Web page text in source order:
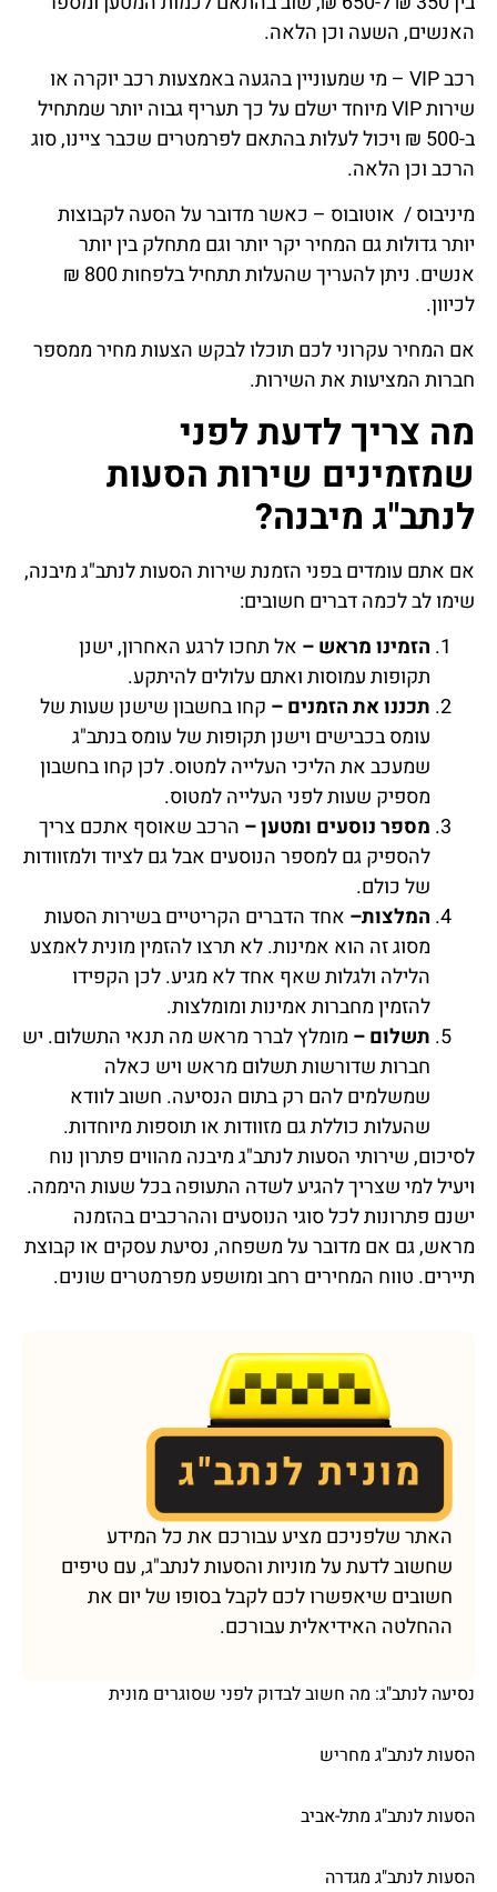
האנשים, השעה וכן הלאה.
רכב VIP – מי שמעוניין בהגעה באמצעות רכב יוקרה או
שירות VIP מיוחד ישלם על כך תעריף גבוה יותר שמתחיל
ב-500 ₪ ויכול לעלות בהתאם לפרמטרים שכבר ציינו, סוג
הרכב וכן הלאה.
מיניבוס / אוטובוס – כאשר מדובר על הסעה לקבוצות
יותר גדולות גם המחיר יקר יותר וגם מתחלק בין יותר
אנשים. ניתן להעריך שהעלות תתחיל בלפחות 800 ₪
לכיוון.
אם המחיר עקרוני לכם תוכלו לבקש הצעות מחיר ממספר
חברות המציעות את השירות.
מה צריך לדעת לפני
שמזמינים שירות הסעות
לנתב"ג מיבנה?
אם אתם עומדים בפני הזמנת שירות הסעות לנתב"ג מיבנה,
שימו לב לכמה דברים חשובים:
הזמינו מראש – אל תחכו לרגע האחרון, ישנן
תקופות עמוסות ואתם עלולים להיתקע.
תכננו את הזמנים – קחו בחשבון שישנן שעות של
עומס בכבישים וישנן תקופות של עומס בנתב"ג
שמעכב את הליכי העלייה למטוס. לכן קחו בחשבון
מספיק שעות לפני העלייה למטוס.
מספר נוסעים ומטען – הרכב שאוסף אתכם צריך
להספיק גם למספר הנוסעים אבל גם לציוד ולמזוודות
של כולם.
המלצות– אחד הדברים הקריטיים בשירות הסעות
מסוג זה הוא אמינות. לא תרצו להזמין מונית לאמצע
הלילה ולגלות שאף אחד לא מגיע. לכן הקפידו
להזמין מחברות אמינות ומומלצות.
תשלום – מומלץ לברר מראש מה תנאי התשלום. יש
חברות שדורשות תשלום מראש ויש כאלה
שמשלמים להם רק בתום הנסיעה. חשוב לוודא
שהעלות כוללת גם מזוודות או תוספות מיוחדות.
לסיכום, שירותי הסעות לנתב"ג מיבנה מהווים פתרון נוח
ויעיל למי שצריך להגיע לשדה התעופה בכל שעות היממה.
ישנם פתרונות לכל סוגי הנוסעים וההרכבים בהזמנה
מראש, גם אם מדובר על משפחה, נסיעת עסקים או קבוצת
תיירים. טווח המחירים רחב ומושפע מפרמטרים שונים.
האתר שלפניכם מציע עבורכם את כל המידע
שחשוב לדעת על מוניות והסעות לנתב"ג, עם טיפים
חשובים שיאפשרו לכם לקבל בסופו של יום את
ההחלטה האידיאלית עבורכם.
נסיעה לנתב"ג: מה חשוב לבדוק לפני שסוגרים מונית
הסעות לנתב"ג מחריש
הסעות לנתב"ג מתל-אביב
הסעות לנתב"ג מגדרה